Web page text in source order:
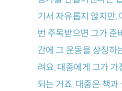
기서 자유롭지 않지만,
번 주목받으면 그가 준
간에 그 운동을 상징하
려요. 대중에게 그가 가
되는 거죠. 대중은 책과